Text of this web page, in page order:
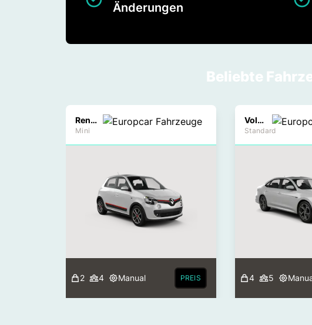
Änderungen
Beliebte
Renault Twingo
Mini
2 4 Manual PREIS
Volkswagen Passat
Standard
4 5